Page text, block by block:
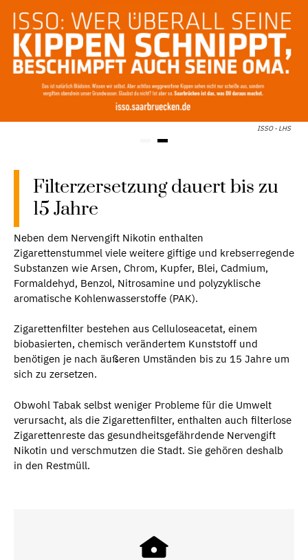
ISSO - LHS
Filterzersetzung dauert bis zu
15 Jahre
Neben dem Nervengift Nikotin enthalten
Zigarettenstummel viele weitere giftige und krebserregende
Substanzen wie Arsen, Chrom, Kupfer, Blei, Cadmium,
Formaldehyd, Benzol, Nitrosamine und polyzyklische
aromatische Kohlenwasserstoffe (PAK).
Zigarettenfilter bestehen aus Celluloseacetat, einem
biobasierten, chemisch verändertem Kunststoff und
benötigen je nach äußeren Umständen bis zu 15 Jahre um
sich zu zersetzen.
Obwohl Tabak selbst weniger Probleme für die Umwelt
verursacht, als die Zigarettenfilter, enthalten auch filterlose
Zigarettenreste das gesundheitsgefährdende Nervengift
Nikotin und verschmutzen die Stadt. Sie gehören deshalb
in den Restmüll.